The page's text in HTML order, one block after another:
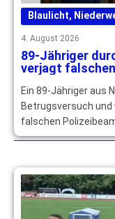
Blaulicht,
4. August 2026
89-Jähriger
verjagt
Ein 89-Jähriger aus
Betrugsversuch
falschen